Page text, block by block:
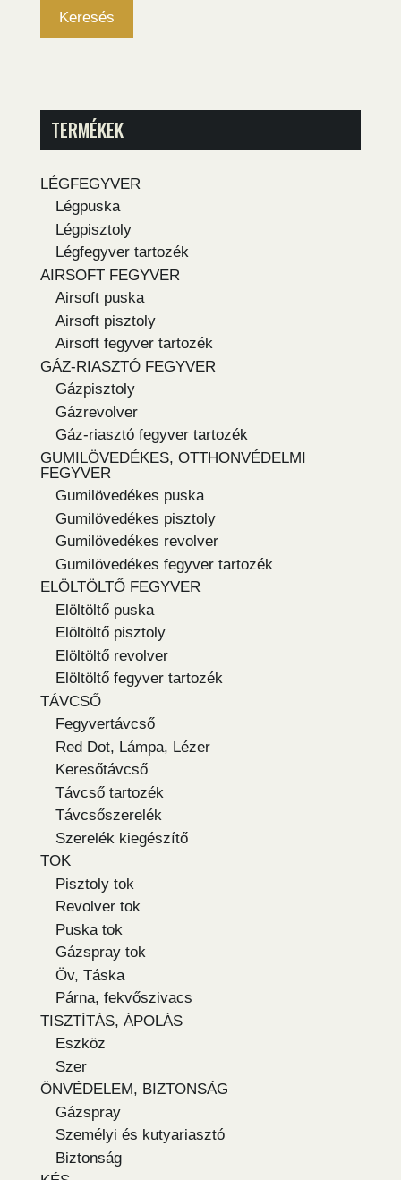
Keresés
TERMÉKEK
LÉGFEGYVER
Légpuska
Légpisztoly
Légfegyver tartozék
AIRSOFT FEGYVER
Airsoft puska
Airsoft pisztoly
Airsoft fegyver tartozék
GÁZ-RIASZTÓ FEGYVER
Gázpisztoly
Gázrevolver
Gáz-riasztó fegyver tartozék
GUMILÖVEDÉKES, OTTHONVÉDELMI
FEGYVER
Gumilövedékes puska
Gumilövedékes pisztoly
Gumilövedékes revolver
Gumilövedékes fegyver tartozék
ELÖLTÖLTŐ FEGYVER
Elöltöltő puska
Elöltöltő pisztoly
Elöltöltő revolver
Elöltöltő fegyver tartozék
TÁVCSŐ
Fegyvertávcső
Red Dot, Lámpa, Lézer
Keresőtávcső
Távcső tartozék
Távcsőszerelék
Szerelék kiegészítő
TOK
Pisztoly tok
Revolver tok
Puska tok
Gázspray tok
Öv, Táska
Párna, fekvőszivacs
TISZTÍTÁS, ÁPOLÁS
Eszköz
Szer
ÖNVÉDELEM, BIZTONSÁG
Gázspray
Személyi és kutyariasztó
Biztonság